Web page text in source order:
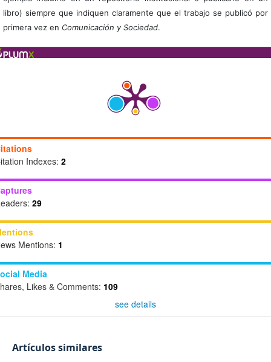
libro) siempre que indiquen claramente que el trabajo se publicó por
primera vez en Comunicación y Sociedad.
Indexes: 2
29
Mentions: 1
Media
Likes & Comments: 109
see details
Artículos similares